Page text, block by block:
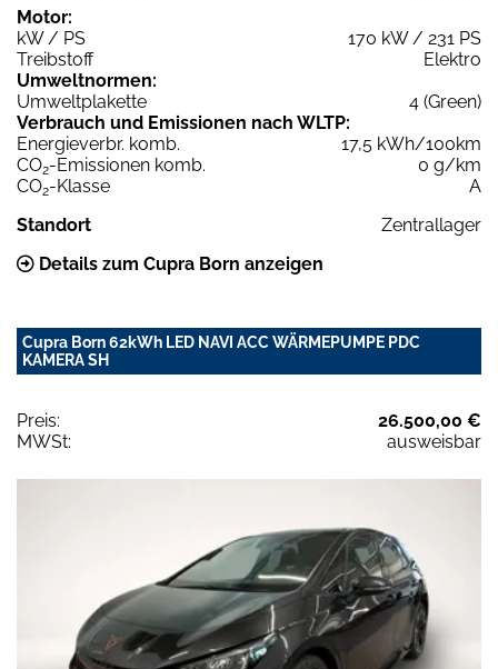
Motor:
kW / PS
170 kW / 231 PS
Treibstoff
Elektro
Umweltnormen:
Umweltplakette
4 (Green)
Verbrauch und Emissionen nach WLTP:
Energieverbr. komb.
17,5 kWh/100km
CO2-Emissionen komb.
0 g/km
CO2-Klasse
A
Standort
Zentrallager
Details zum Cupra Born anzeigen
Cupra Born 62kWh LED NAVI ACC WÄRMEPUMPE PDC
KAMERA SH
Preis:
26.500,00 €
MWSt:
ausweisbar